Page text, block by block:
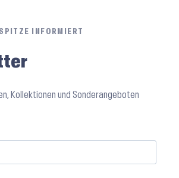
INFORMIERT
Kollektionen und Sonderangeboten